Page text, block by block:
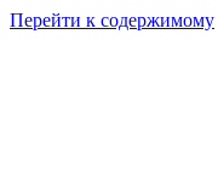
Перейти к содержимому